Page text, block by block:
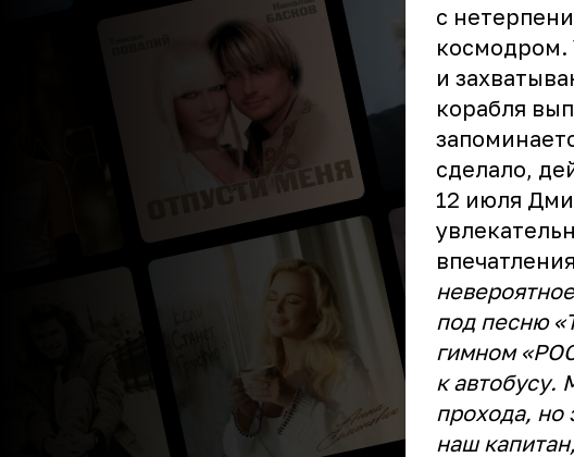
с
космодром.
и
корабля
сделало,
12 июля
под песню
гимном
к автобусу.
прохода, но
наш